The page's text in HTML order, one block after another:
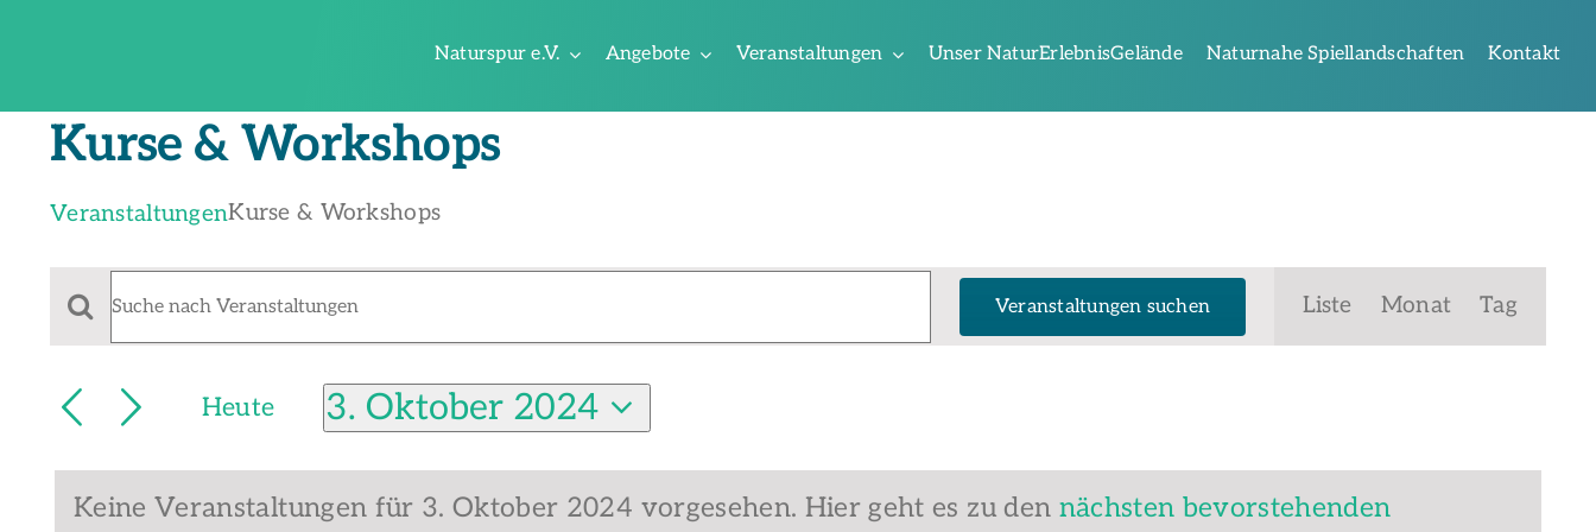
Naturspur e.V. Angebote Veranstaltungen Unser NaturErlebnisGelände Naturnahe Spiellandschaften Kontakt
Kurse & Workshops
VeranstaltungenKurse & Workshops
Veranstaltungen
für
Oktober
2024
Keine Veranstaltungen für 3. Oktober 2024 vorgesehen. Hier geht es zu den nächsten bevorstehenden
Veranstaltungen
und
Navigation
Bitte
Schlüsselwort
Suche
Veranstaltungen
Schlüsselwort.
Veranstaltungen suchen
Ansichten-
Navigation
Liste Monat Tag
Heute
3. Oktober 2024
wählen.